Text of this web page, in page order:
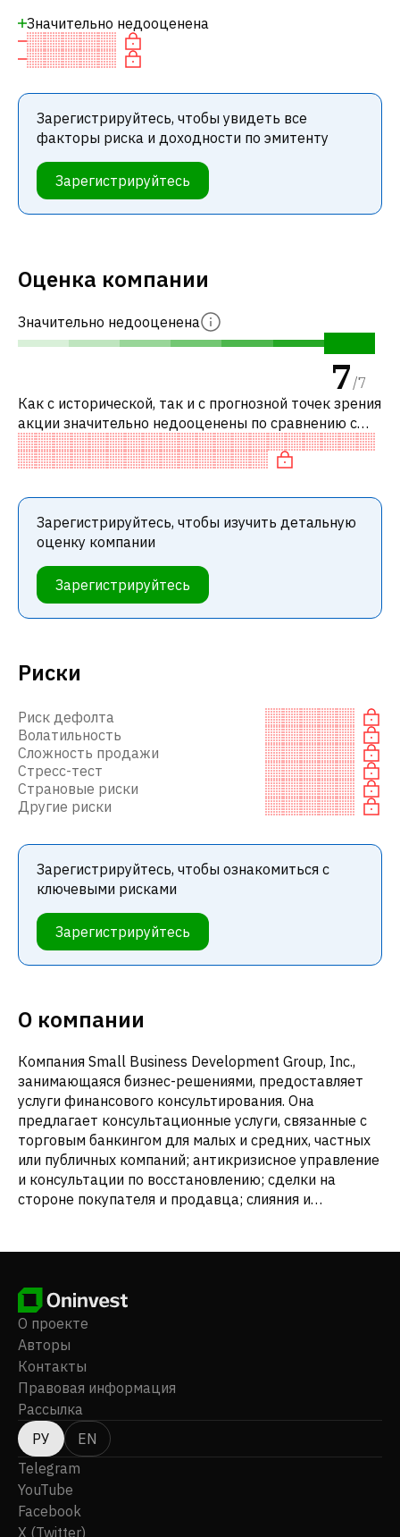
Значительно недооценена
Зарегистрируйтесь, чтобы увидеть все
факторы риска и доходности по эмитенту
Зарегистрируйтесь
Риски
Риск дефолта
Волатильность
Сложность продажи
Стресс-тест
Страновые риски
Другие риски
Зарегистрируйтесь, чтобы ознакомиться с
ключевыми рисками
Зарегистрируйтесь
О компании
Компания Small Business Development Group, Inc.,
занимающаяся бизнес-решениями, предоставляет
услуги финансового консультирования. Она
предлагает консультационные услуги, связанные с
торговым банкингом для малых и средних, частных
или публичных компаний; антикризисное управление
и консультации по восстановлению; сделки на
стороне покупателя и продавца; слияния и
Флорида.
Оценка компании
Значительно недооценена
7/7
Как с исторической, так и с прогнозной точек зрения
акции значительно недооценены по сравнению с
аналогичными акциями. В частности, акция
компании недооценена по P/FCF.
Зарегистрируйтесь, чтобы изучить детальную
оценку компании
Зарегистрируйтесь
О проекте
Авторы
Контакты
Правовая информация
Рассылка
РУ
EN
Telegram
YouTube
Facebook
X (Twitter)